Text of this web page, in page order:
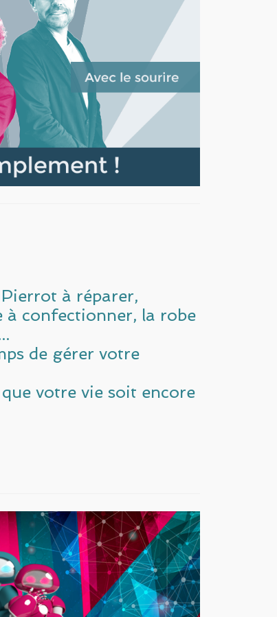
à réparer,
à confectionner, la robe
de gérer votre
votre vie soit encore